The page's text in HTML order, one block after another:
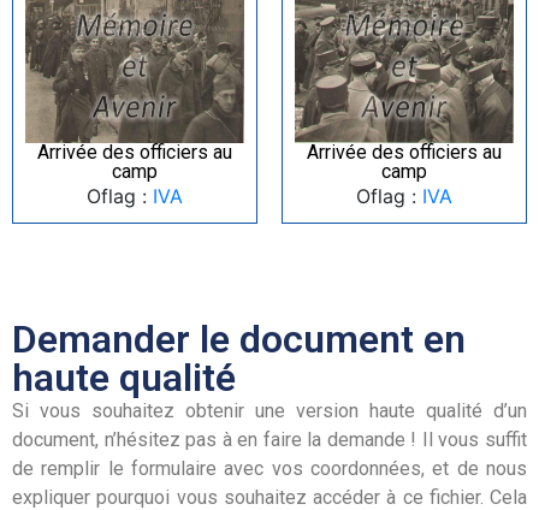
Arrivée des officiers au
camp
Oflag : IVA
Arrivée des officiers au
camp
Oflag : IVA
Demander le document en
haute qualité
Si vous souhaitez obtenir une version haute qualité d’un
document, n’hésitez pas à en faire la demande ! Il vous suffit
de remplir le formulaire avec vos coordonnées, et de nous
expliquer pourquoi vous souhaitez accéder à ce fichier. Cela